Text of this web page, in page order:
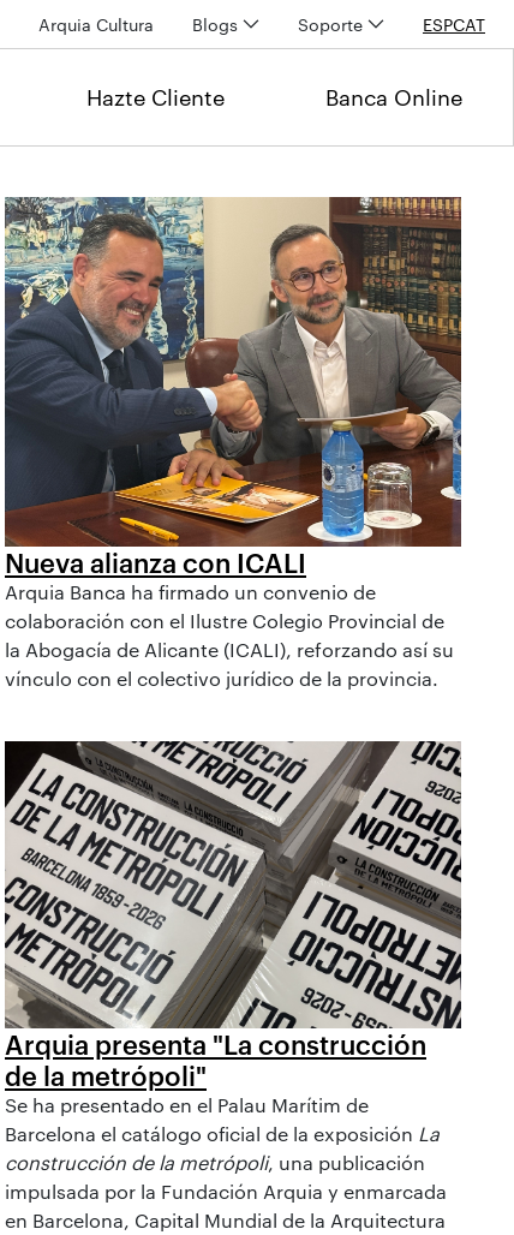
Arquia Cultura Blogs Soporte ESPCAT
Hazte Cliente Banca Online
Nueva alianza con ICALI
Arquia Banca ha firmado un convenio de
colaboración con el Ilustre Colegio Provincial de
la Abogacía de Alicante (ICALI), reforzando así su
vínculo con el colectivo jurídico de la provincia.
Arquia presenta "La construcción
de la metrópoli"
Se ha presentado en el Palau Marítim de
Barcelona el catálogo oficial de la exposición La
construcción de la metrópoli, una publicación
impulsada por la Fundación Arquia y enmarcada
en Barcelona, Capital Mundial de la Arquitectura